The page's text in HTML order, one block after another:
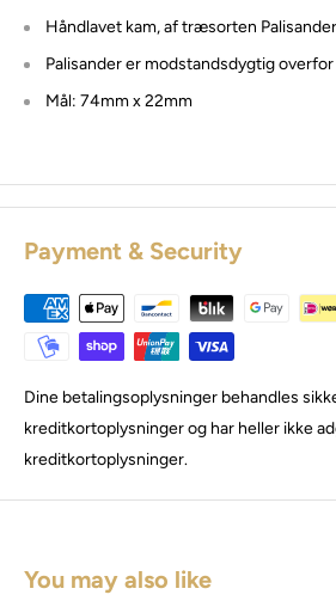
Håndlavet kam, af træsorten Palisander
Palisander er modstandsdygtig
Mål: 74mm x 22mm
Payment & Security
Dine betalingsoplysninger behandles
kreditkortoplysninger og har heller ikke
kreditkortoplysninger.
You may also like